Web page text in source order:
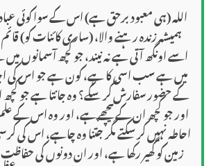
اللہ (ہی معبود برحق ہے) اس کے سوا کوئی
ہمیشہ زندہ رہنے والا، (ساری کائنات کو)
اسے اونگھ آتی ہے نہ نیند، جو کچھ آسمانوں
میں ہے سب اسی کا ہے، کون ہے جو اس کی
کے حضور سفارش کر سکے؟ وہ جانتا ہے جو
اور جو کچھ ان کے پیچھے ہے، اور وہ اس کے
احاطہ نہیں کر سکتے مگر جتنا وہ چاہے، اس کی
زمین کو گھیر رکھا ہے، اور ان دونوں کی